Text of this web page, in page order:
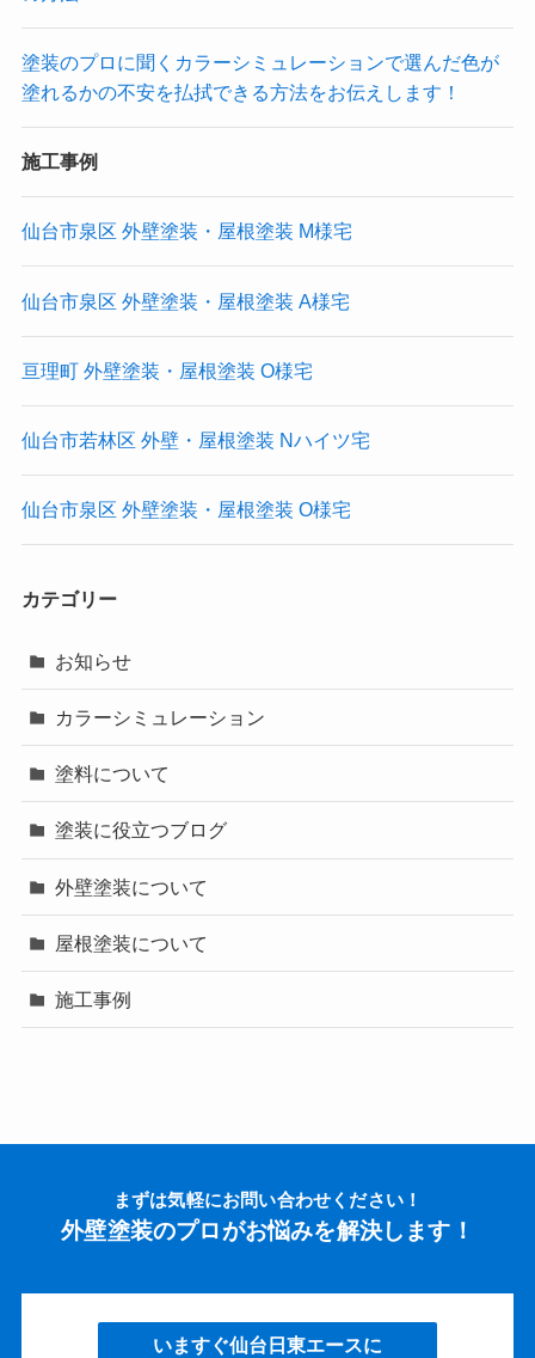
塗装のプロに聞くカラーシミュレーションで選んだ色が
塗れるかの不安を払拭できる方法をお伝えします！
施工事例
仙台市泉区 外壁塗装・屋根塗装 M様宅
仙台市泉区 外壁塗装・屋根塗装 A様宅
亘理町 外壁塗装・屋根塗装 O様宅
仙台市若林区 外壁・屋根塗装 Nハイツ宅
仙台市泉区 外壁塗装・屋根塗装 O様宅
カテゴリー
お知らせ
カラーシミュレーション
塗料について
塗装に役立つブログ
外壁塗装について
屋根塗装について
施工事例
まずは気軽にお問い合わせください！
外壁塗装のプロがお悩みを解決します！
いますぐ仙台日東エースに